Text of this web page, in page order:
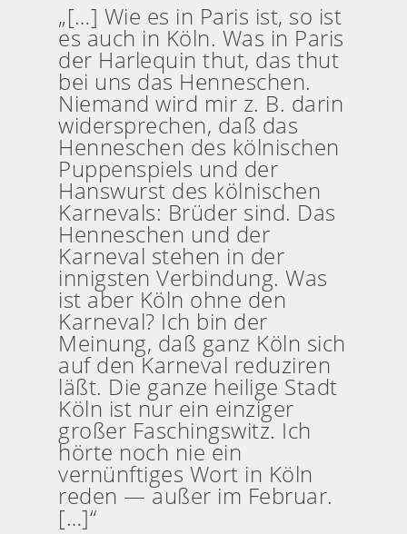
„[…] Wie es in Paris ist, so ist
es auch in Köln. Was in Paris
der Harlequin thut, das thut
bei uns das Henneschen.
Niemand wird mir z. B. darin
widersprechen, daß das
Henneschen des kölnischen
Puppenspiels und der
Hanswurst des kölnischen
Karnevals: Brüder sind. Das
Henneschen und der
Karneval stehen in der
innigsten Verbindung. Was
ist aber Köln ohne den
Karneval? Ich bin der
Meinung, daß ganz Köln sich
auf den Karneval reduziren
läßt. Die ganze heilige Stadt
Köln ist nur ein einziger
großer Faschingswitz. Ich
hörte noch nie ein
vernünftiges Wort in Köln
reden — außer im Februar.
[…]“